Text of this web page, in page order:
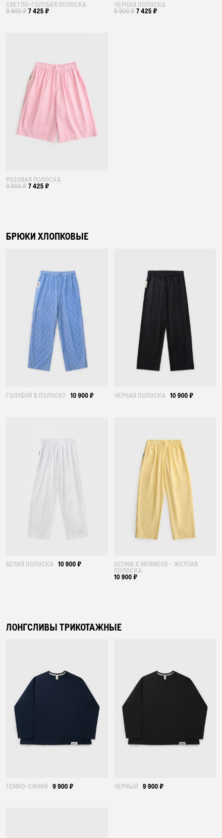
СВЕТЛО-ГОЛУБАЯ ПОЛОСКА
9 900 ₽7 425 ₽
ЧЕРНАЯ ПОЛОСКА
9 900 ₽7 425 ₽
РОЗОВАЯ ПОЛОСКА
9 900 ₽7 425 ₽
БРЮКИ ХЛОПКОВЫЕ
ГОЛУБОЙ В ПОЛОСКУ 10 900 ₽ ЧЕРНАЯ ПОЛОСКА 10 900 ₽
БЕЛАЯ ПОЛОСКА 10 900 ₽ ULTIMA X MORФEUS - ЖЕЛТАЯ
ПОЛОСКА
10 900 ₽
ЛОНГСЛИВЫ ТРИКОТАЖНЫЕ
ТЕМНО-СИНИЙ 9 900 ₽ ЧЕРНЫЙ 9 900 ₽